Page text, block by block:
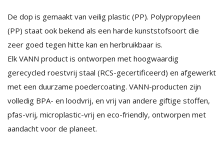
De dop is gemaakt van veilig plastic (PP). Polypropyleen
(PP) staat ook bekend als een harde kunststofsoort die
zeer goed tegen hitte kan en herbruikbaar is.
Elk VANN product is ontworpen met hoogwaardig
gerecycled roestvrij staal (RCS-gecertificeerd) en afgewerkt
met een duurzame poedercoating. VANN-producten zijn
volledig BPA- en loodvrij, en vrij van andere giftige stoffen,
pfas-vrij, microplastic-vrij en eco-friendly, ontworpen met
aandacht voor de planeet.